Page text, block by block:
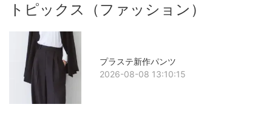
トピックス（ファッション）
プラステ新作パンツ
2026-08-08 13:10:15